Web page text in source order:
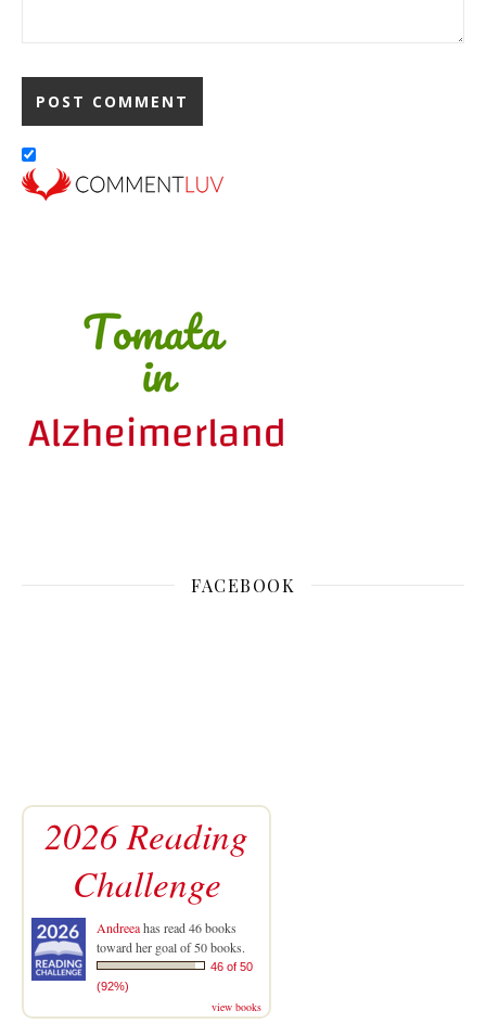
FACEBOOK
2026 Reading
Challenge
Andreeahas read 46 books
toward her goal of 50 books.
46 of 50
(92%)
view books